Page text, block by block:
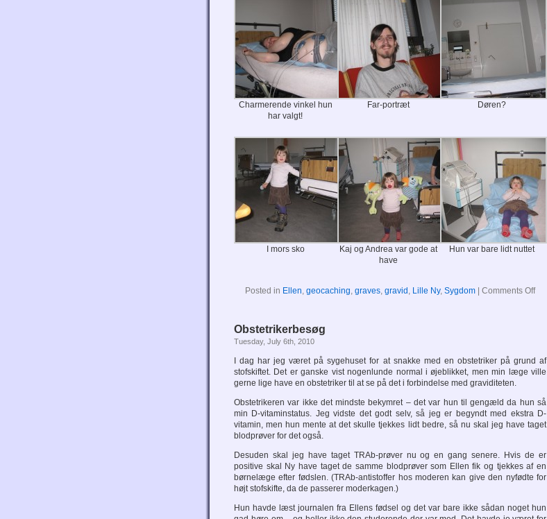
Charmerende vinkel hun
har valgt!
Far-portræt Døren?
I mors sko
Kaj og Andrea var gode at
have
Hun var bare lidt nuttet
Posted in Ellen, geocaching, graves, gravid , Lille Ny, Sygdom Comments Offon
Obstetrikerbesøg
Tuesday, July 6th, 2010
I dag har jeg været på sygehuset for at snakke med en obstetriker på grund af
stofskiftet. Det er ganske vist nogenlunde normal i øjeblikket, men min læge ville
gerne lige have en obstetriker til at se på det i forbindelse med graviditeten.
Obstetrikeren var ikke det mindste bekymret – det var hun til gengæld da hun så
min D-vitaminstatus. Jeg vidste det godt selv, så jeg er begyndt med ekstra D-
vitamin, men hun mente at det skulle tjekkes lidt bedre, så nu skal jeg have taget
blodprøver for det også.
Desuden skal jeg have taget TRAb-prøver nu og en gang senere. Hvis de er
positive skal Ny have taget de samme blodprøver som Ellen fik og tjekkes af en
børnelæge efter fødslen. (TRAb-antistoffer hos moderen kan give den nyfødte for
højt stofskifte, da de passerer moderkagen.)
Hun havde læst journalen fra Ellens fødsel og det var bare ikke sådan noget hun